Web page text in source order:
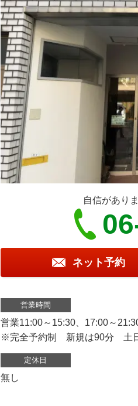
自信があり
ネット予約
営業時間
営業11:00～15:30、17:00～
※完全予約制 新規は90分 土
定休日
無し